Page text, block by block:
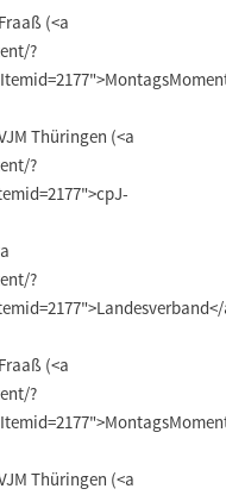
(<a
?
Thüringen (<a
?
?
(<a
?
Thüringen (<a